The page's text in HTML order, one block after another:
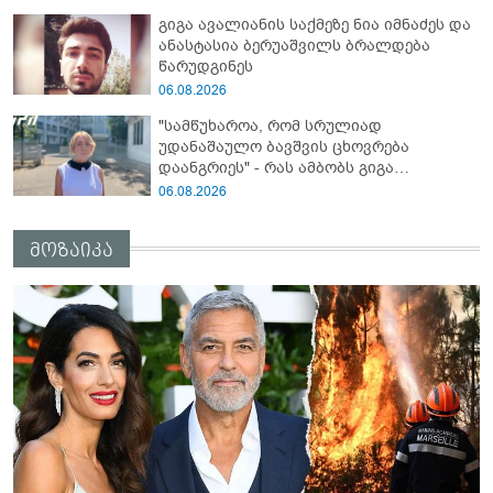
გაბაშვილი წააქეზა” - პროკურატურა
გიგა ავალიანის საქმეზე ნია იმნაძეს და
ანასტასია ბერუაშვილს ბრალდება
წარუდგინეს
06.08.2026
"სამწუხაროა, რომ სრულიად
უდანაშაულო ბავშვის ცხოვრება
დაანგრიეს" - რას ამბობს გიგა
ავალიანის საქმეზე დაკავებული
06.08.2026
მოზაიკა